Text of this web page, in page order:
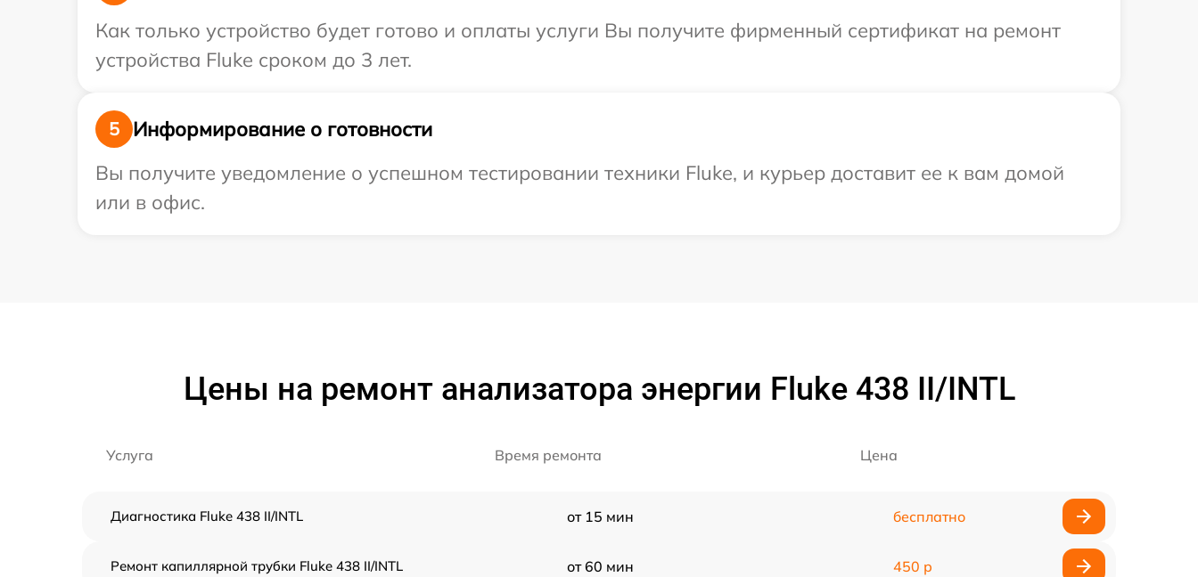
Как только устройство будет готово и оплаты услуги Вы получите фирменный сертификат на ремонт
устройства Fluke сроком до 3 лет.
5
Информирование о готовности
Вы получите уведомление о успешном тестировании техники Fluke, и курьер доставит ее к вам домой
или в офис.
Цены на ремонт анализатора энергии Fluke 438 II/INTL
Услуга Время ремонта Цена
Диагностика Fluke 438 II/INTL от 15 мин бесплатно
Ремонт капиллярной трубки Fluke 438 II/INTL от 60 мин 450 р